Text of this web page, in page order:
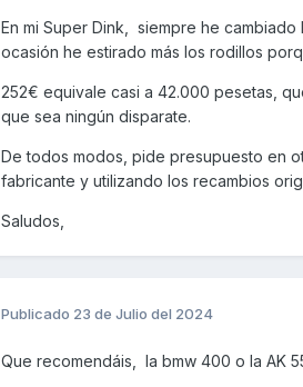
En mi Super Dink, siempre he
ocasión he estirado más los rodillos
252€ equivale casi a 42.000 pesetas,
que sea ningún disparate.
De todos modos, pide presupuesto en
fabricante y utilizando los recambios
Saludos,
Publicado 23 de Julio del 2024
Que recomendáis, la bmw 400 o la AK